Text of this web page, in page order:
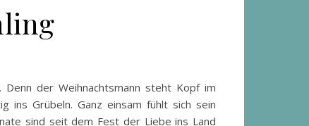
der Weihnachtsmann steht Kopf im
ins Grübeln. Ganz einsam fühlt sich sein
sind seit dem Fest der Liebe ins Land